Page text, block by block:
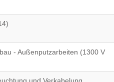
- Außenputzarbeiten (1300 V